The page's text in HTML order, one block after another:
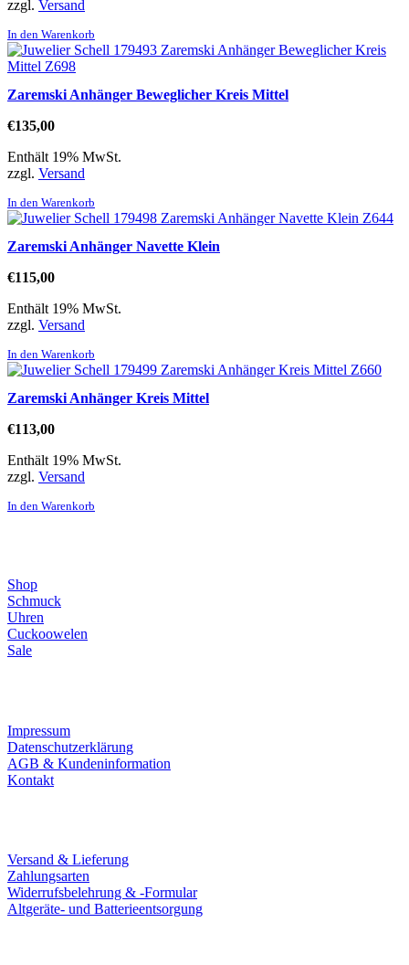
zzgl. Versand
In den Warenkorb
Zaremski Anhänger Beweglicher Kreis Mittel
€135,00
Enthält 19% MwSt.
zzgl. Versand
In den Warenkorb
Zaremski Anhänger Navette Klein
€115,00
Enthält 19% MwSt.
zzgl. Versand
In den Warenkorb
Zaremski Anhänger Kreis Mittel
€113,00
Enthält 19% MwSt.
zzgl. Versand
In den Warenkorb
Shop
Schmuck
Uhren
Cuckoowelen
Sale
Impressum
Datenschutzerklärung
AGB & Kundeninformation
Kontakt
Versand & Lieferung
Zahlungsarten
Widerrufsbelehrung & -Formular
Altgeräte- und Batterieentsorgung